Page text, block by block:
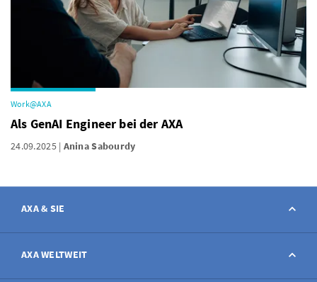
Work@AXA
Als GenAI Engineer bei der AXA
24.09.2025 Anina Sabourdy
AXA & SIE
Kontakt
AXA WELTWEIT